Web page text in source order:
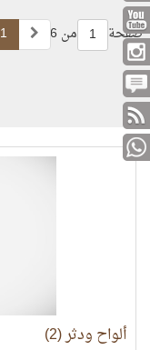
صفحة 1 من 6 1
ألواح ودثر (2)